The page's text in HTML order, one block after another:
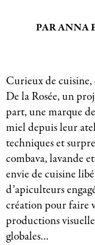
PAR ANNA
Curieux de
De la Rosée, un
part, une marque
miel depuis leur
techniques et
combava, lavande
envie de cuisine
d’apiculteurs
création pour faire
productions
globales…